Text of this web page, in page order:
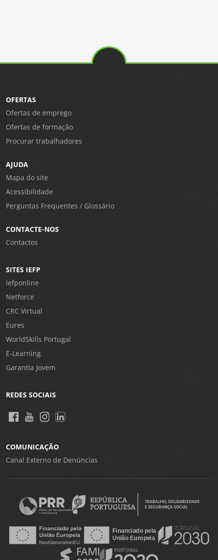
OFERTAS
Ofertas de emprego
Ofertas de formação
Procurar trabalhadores
AJUDA
Mapa do site
Acessibilidade
Perguntas Frequentes / Glossário
CONTACTE-NOS
Contactos
SITES IEFP
Iefponline
Netforce
CRC Virtual
Eures
WorldSkills Portugal
E-Learning
Garantia Jovem
REDES SOCIAIS
COMUNICAÇÃO
Canal Externo de Denúncias